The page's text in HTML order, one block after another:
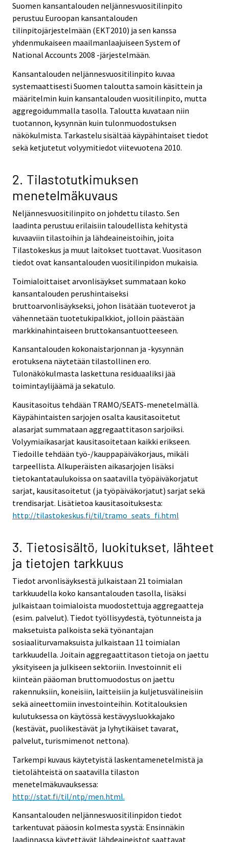
Suomen kansantalouden neljännesvuositilinpito
perustuu Euroopan kansantalouden
tilinpitojärjestelmään (EKT2010) ja sen kanssa
yhdenmukaiseen maailmanlaajuiseen System of
National Accounts 2008 -järjestelmään.
Kansantalouden neljännesvuositilinpito kuvaa
systemaattisesti Suomen taloutta samoin käsittein ja
määritelmin kuin kansantalouden vuositilinpito, mutta
aggregoidummalla tasolla. Taloutta kuvataan niin
tuotannon, kysynnän kuin tulonmuodostuksen
näkökulmista. Tarkastelu sisältää käypähintaiset tiedot
sekä ketjutetut volyymitiedot viitevuotena 2010.
2. Tilastotutkimuksen
menetelmäkuvaus
Neljännesvuositilinpito on johdettu tilasto. Sen
laadinta perustuu erilaisiin taloudellista kehitystä
kuvaaviin tilastoihin ja lähdeaineistoihin, joita
Tilastokeskus ja muut laitokset tuottavat. Vuositason
tiedot ovat kansantalouden vuositilinpidon mukaisia.
Toimialoittaiset arvonlisäykset summataan koko
kansantalouden perushintaiseksi
bruttoarvonlisäykseksi, johon lisätään tuoteverot ja
vähennetään tuotetukipalkkiot, jolloin päästään
markkinahintaiseen bruttokansantuotteeseen.
Kansantalouden kokonaistarjonnan ja -kysynnän
erotuksena näytetään tilastollinen ero.
Tulonäkökulmasta laskettuna residuaaliksi jää
toimintaylijäämä ja sekatulo.
Kausitasoitus tehdään TRAMO/SEATS-menetelmällä.
Käypähintaisten sarjojen osalta kausitasoitetut
alasarjat summataan aggregaattitason sarjoiksi.
Volyymiaikasarjat kausitasoitetaan kaikki erikseen.
Tiedoille tehdään työ-/kauppapäiväkorjaus, mikäli
tarpeellista. Alkuperäisten aikasarjojen lisäksi
tietokantataulukoissa on saatavilla työpäiväkorjatut
sarjat, kausitasoitetut (ja työpäiväkorjatut) sarjat sekä
trendisarjat. Lisätietoa kausitasoituksesta:
http://tilastokeskus.fi/til/tramo_seats_fi.html
3. Tietosisältö, luokitukset, lähteet
ja tietojen tarkkuus
Tiedot arvonlisäyksestä julkaistaan 21 toimialan
tarkkuudella koko kansantalouden tasolla, lisäksi
julkaistaan toimialoista muodostettuja aggregaatteja
(esim. palvelut). Tiedot työllisyydestä, työtunneista ja
maksetuista palkoista sekä työnantajan
sosiaaliturvamaksuista julkaistaan 11 toimialan
tarkkuudella. Joitain aggregaattitason tietoja on jaettu
yksityiseen ja julkiseen sektoriin. Investoinnit eli
kiinteän pääoman bruttomuodostus on jaettu
rakennuksiin, koneisiin, laitteisiin ja kuljetusvälineisiin
sekä aineettomiin investointeihin. Kotitalouksien
kulutuksessa on käytössä kestävyysluokkajako
(kestävät, puolikestävät ja lyhytikäiset tavarat,
palvelut, turismimenot nettona).
Tarkempi kuvaus käytetyistä laskentamenetelmistä ja
tietolähteistä on saatavilla tilaston
menetelmäkuvauksessa:
http://stat.fi/til/ntp/men.html.
Kansantalouden neljännesvuositilinpidon tiedot
tarkentuvat pääosin kolmesta syystä: Ensinnäkin
laadinnassa käytettävät lähdeaineistot saattavat